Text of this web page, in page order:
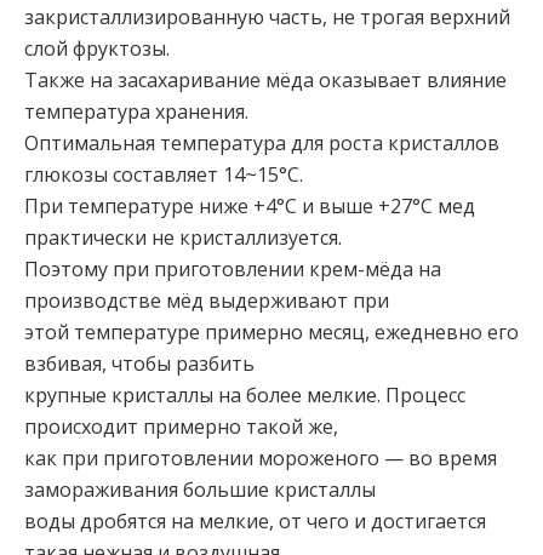
закристаллизированную часть, не трогая верхний
слой фруктозы.
Также на засахаривание мёда оказывает влияние
температура хранения.
Оптимальная температура для роста кристаллов
глюкозы составляет 14~15°С.
При температуре ниже +4°С и выше +27°С мед
практически не кристаллизуется.
Поэтому при приготовлении крем-мёда на
производстве мёд выдерживают при
этой температуре примерно месяц, ежедневно его
взбивая, чтобы разбить
крупные кристаллы на более мелкие. Процесс
происходит примерно такой же,
как при приготовлении мороженого — во время
замораживания большие кристаллы
воды дробятся на мелкие, от чего и достигается